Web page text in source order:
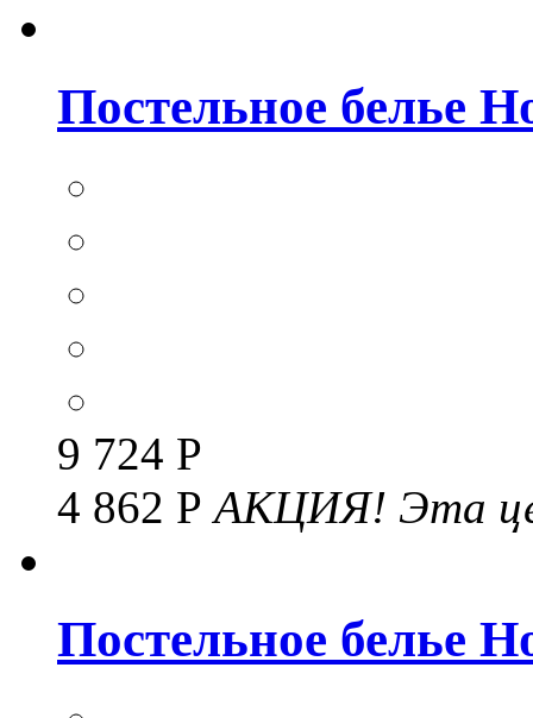
Постельное белье
9 724 Р
4 862 Р АКЦИЯ! Эта
Постельное белье